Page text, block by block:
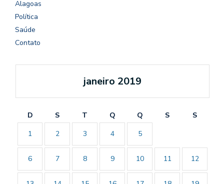
Alagoas
Política
Saúde
Contato
janeiro 2019
D S T Q Q S
S
1
2 3 4 5
6 7 8 9 10 11 12